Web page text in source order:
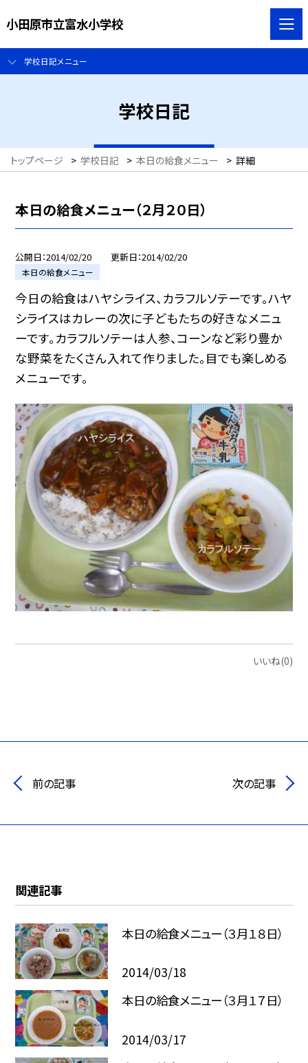
小田原市立富水小学校
学校日記メニュー
学校日記
トップページ > 学校日記 > 本日の給食メニュー > 詳細
本日の給食メニュー（２月２０日）
公開日 2014/02/20 更新日 2014/02/20
本日の給食メニュー
今日の給食はハヤシライス、カラフルソテーです。ハヤ
シライスはカレーの次に子どもたちの好きなメニュ
ーです。カラフルソテーは人参、コーンなど彩り豊か
な野菜をたくさん入れて作りました。目でも楽しめる
メニューです。
いいね(0)
前の記事 次の記事
関連記事
本日の給食メニュー（３月１８日）
2014/03/18
本日の給食メニュー（３月１７日）
2014/03/17